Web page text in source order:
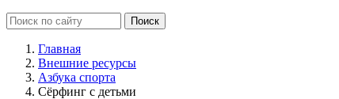
Главная
Внешние ресурсы
Азбука спорта
Сёрфинг с детьми